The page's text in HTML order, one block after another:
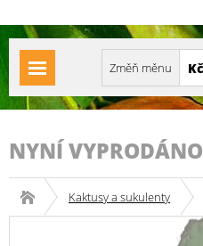
NYNÍ VYPRODÁNO
Kaktusy a sukulenty